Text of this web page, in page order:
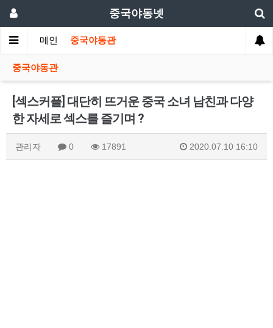
중국야동넷
메인 중국야동관
중국야동관
[섹스커플] 대단히 뜨거운 중국 소녀 남친과 다양
한 자세로 섹스를 즐기며 ?
관리자 0 17891 2020.07.10 16:10